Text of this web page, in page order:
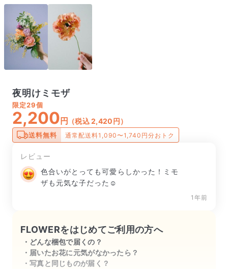
夜明けミモザ
限定29個
2,200 円 （税込 2,420円）
送料無料 通常配送料1,090〜1,740円分おトク
レビュー
色合いがとっても可愛らしかった！ミモ
ザも元気な子だった☺️
1年前
FLOWERをはじめてご利用の方へ
どんな梱包で届くの？
届いたお花に元気がなかったら？
写真と同じものが届く？